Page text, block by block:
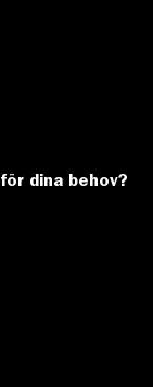
dina behov?